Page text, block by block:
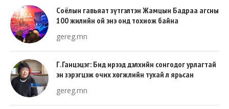
Соёлын гавьяат зүтгэлтэн Жамцын Бадраа агсны
100 жилийн ой энэ онд тохиож байна
gereg.mn
Г.Ганцэцэг: Бид ирээд дэлхийн сонгодог урлагтай
эн зэрэгцэж очих хөгжлийн тухай л ярьсан
gereg.mn